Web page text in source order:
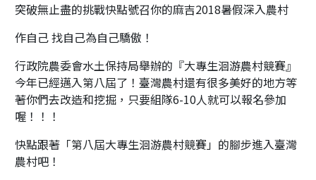
突破無止盡的挑戰快點號召你的麻吉2018暑假深入農村
作自己 找自己為自己驕傲！
行政院農委會水土保持局舉辦的『大專生洄游農村競賽』
今年已經邁入第八屆了！臺灣農村還有很多美好的地方等
著你們去改造和挖掘，只要組隊6-10人就可以報名參加
喔！！！
快點跟著「第八屆大專生洄游農村競賽」的腳步進入臺灣
農村吧！